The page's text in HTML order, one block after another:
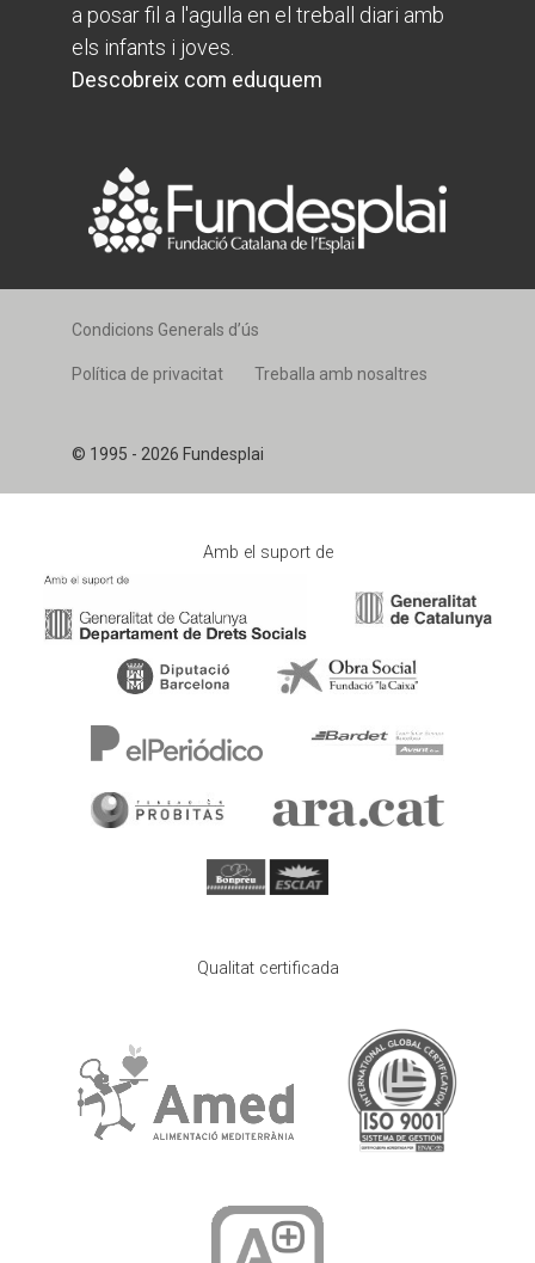
a posar fil a l'agulla en el treball diari amb
els infants i joves.
Descobreix com eduquem
© 1995 - 2026 Fundesplai
Condicions Generals d’ús
Política de privacitat Treballa amb nosaltres
Amb el suport de
Qualitat certificada